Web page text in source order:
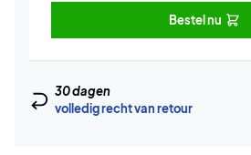
Bestel nu
30 dagen
volledig recht van retour